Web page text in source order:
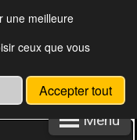
Menu
une meilleure
ceux que vous
Accepter tout